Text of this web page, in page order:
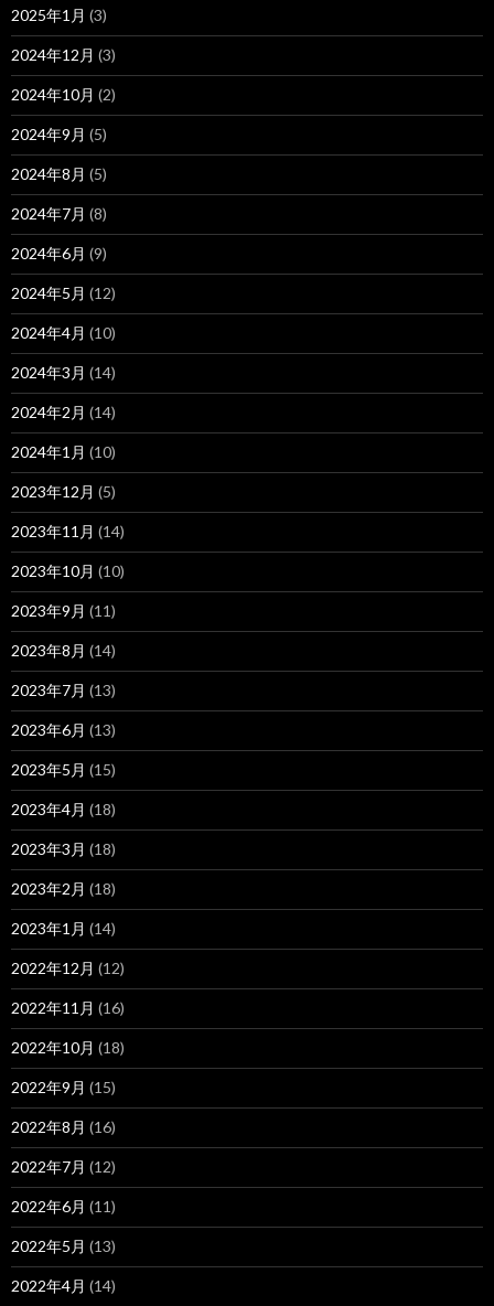
2025年1月 (3)
2024年12月 (3)
2024年10月 (2)
2024年9月 (5)
2024年8月 (5)
2024年7月 (8)
2024年6月 (9)
2024年5月 (12)
2024年4月 (10)
2024年3月 (14)
2024年2月 (14)
2024年1月 (10)
2023年12月 (5)
2023年11月 (14)
2023年10月 (10)
2023年9月 (11)
2023年8月 (14)
2023年7月 (13)
2023年6月 (13)
2023年5月 (15)
2023年4月 (18)
2023年3月 (18)
2023年2月 (18)
2023年1月 (14)
2022年12月 (12)
2022年11月 (16)
2022年10月 (18)
2022年9月 (15)
2022年8月 (16)
2022年7月 (12)
2022年6月 (11)
2022年5月 (13)
2022年4月 (14)